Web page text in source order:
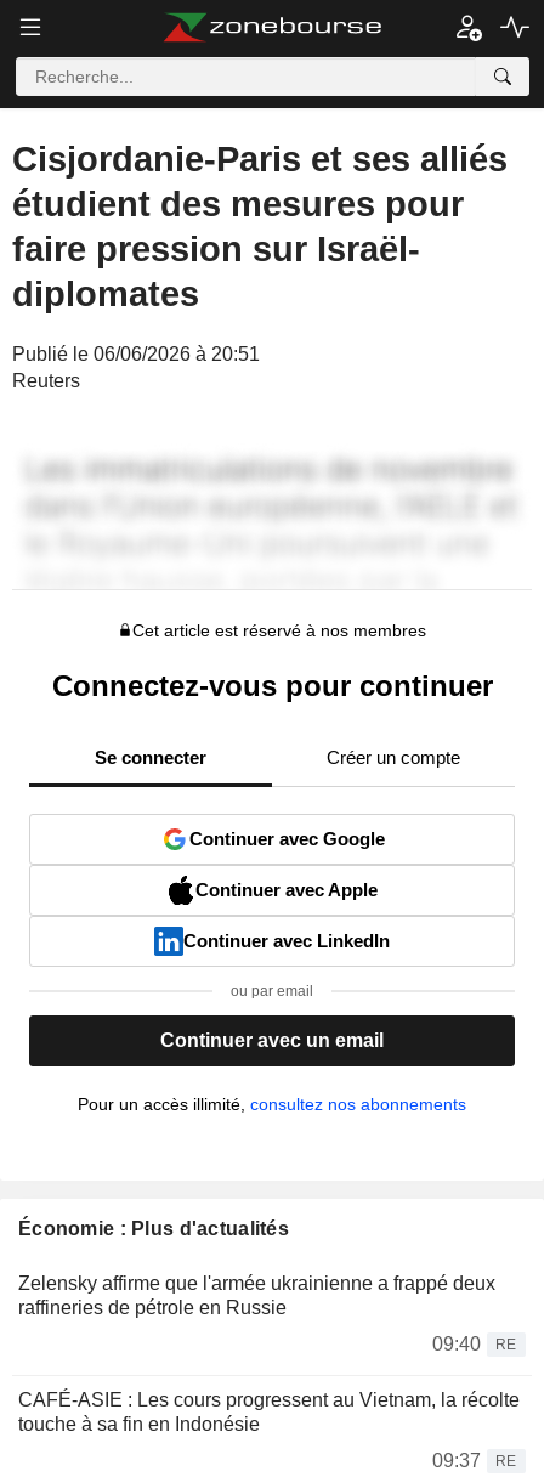
Cisjordanie-Paris et ses alliés
étudient des mesures pour
faire pression sur Israël-
diplomates
Publié le 06/06/2026 à 20:51
Reuters
Cet article est réservé à nos membres
Connectez-vous pour continuer
Se connecter Créer un compte
Continuer avec Google
Continuer avec Apple
Continuer avec LinkedIn
ou par email
Continuer avec un email
Pour un accès illimité, consultez nos abonnements
Économie : Plus d'actualités
Zelensky affirme que l'armée ukrainienne a frappé deux
raffineries de pétrole en Russie
09:40
RE
CAFÉ-ASIE : Les cours progressent au Vietnam, la récolte
touche à sa fin en Indonésie
09:37
RE